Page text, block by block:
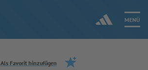
MENÜ
Jetzt einloggen
Als Favorit hinzufügen